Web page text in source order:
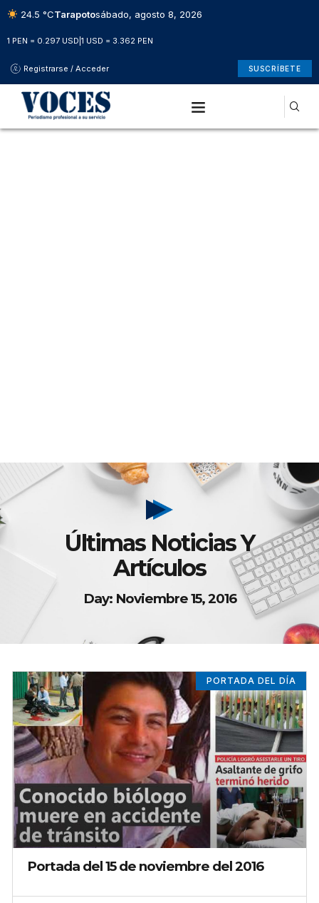
24.5 °CTarapotosábado, agosto 8, 2026
1 PEN = 0.297 USD 1 USD = 3.362 PEN
Registrarse / Acceder SUSCRÍBETE
Últimas Noticias Y
Artículos
Day: Noviembre 15, 2016
PORTADA DEL DÍA
Portada del 15 de noviembre del 2016